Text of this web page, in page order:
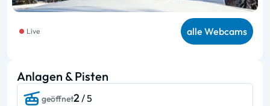
Live alle Webcams
Anlagen & Pisten
geöffnet2 / 5